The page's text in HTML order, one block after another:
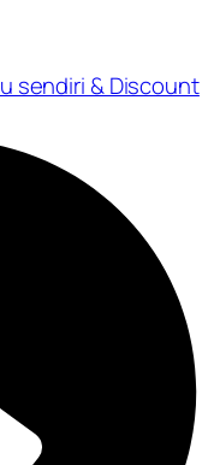
sendiri & Discount